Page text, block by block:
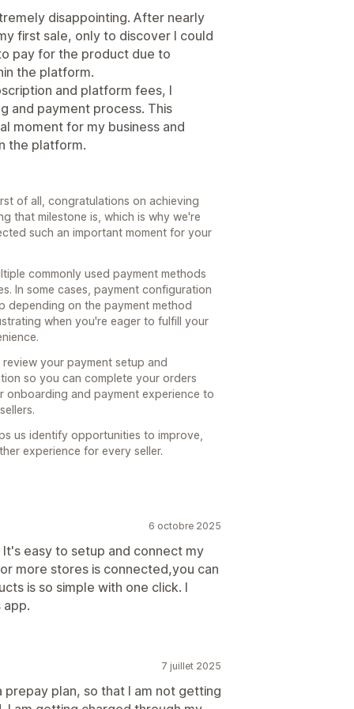
disappointing. After nearly
first sale, only to discover I could
pay for the product due to
the platform.
and platform fees, I
and payment process. This
moment for my business and
the platform.
of all, congratulations on achieving
that milestone is, which is why we're
such an important moment for your
commonly used payment methods
In some cases, payment configuration
depending on the payment method
when you're eager to fulfill your
your payment setup and
so you can complete your orders
onboarding and payment experience to
us identify opportunities to improve,
experience for every seller.
6 octobre 2025
easy to setup and connect my
more stores is connected,you can
is so simple with one click. I
app.
7 juillet 2025
plan, so that I am not getting